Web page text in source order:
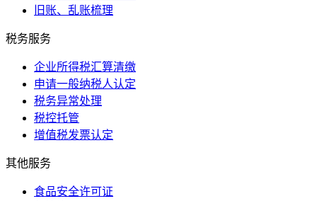
旧账、乱账梳理
税务服务
企业所得税汇算清缴
申请一般纳税人认定
税务异常处理
税控托管
增值税发票认定
其他服务
食品安全许可证